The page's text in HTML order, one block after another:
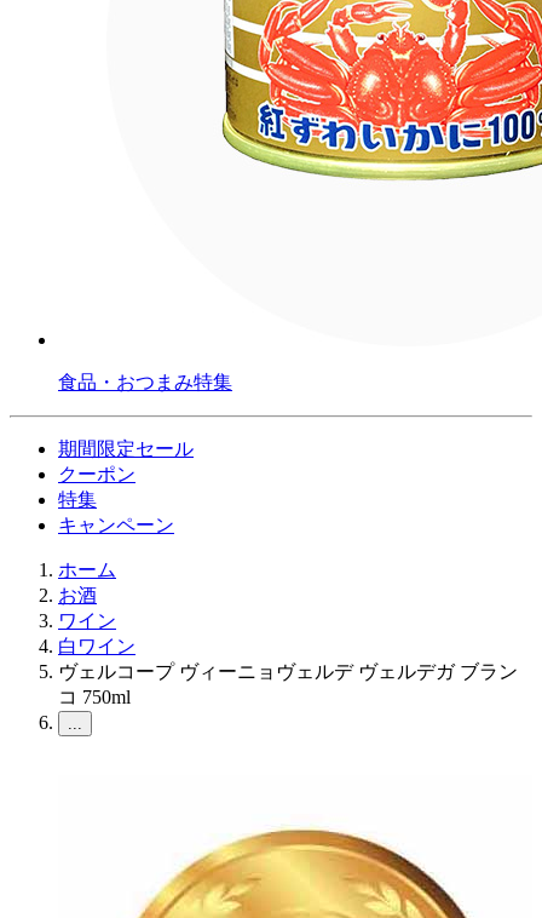
食品・おつまみ特集
期間限定セール
クーポン
特集
キャンペーン
ホーム
お酒
ワイン
白ワイン
ヴェルコープ ヴィーニョヴェルデ ヴェルデガ ブラン
コ 750ml
...